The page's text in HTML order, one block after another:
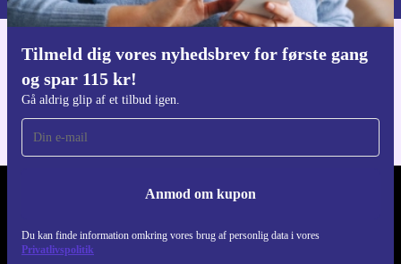
Tilmeld dig vores nyhedsbrev for første gang
og spar 115 kr!
Gå aldrig glip af et tilbud igen.
Anmod om kupon
Du kan finde information omkring vores brug af personlig data i vores
Privatlivspolitik
Download refurbed appen
REFURBED DANMARK - RETHINK NEW.
FØLG OS